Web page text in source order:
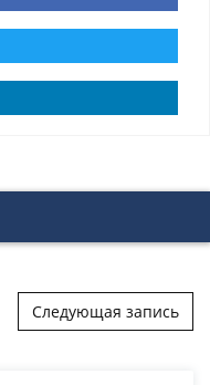
Следующая запись